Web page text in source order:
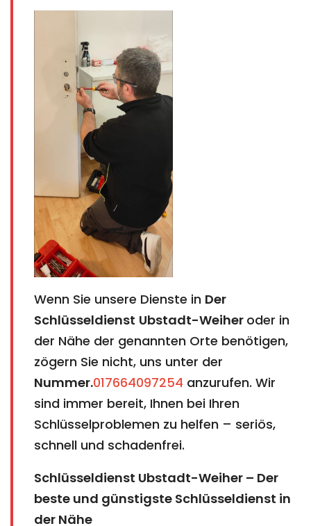
Wenn Sie unsere Dienste in Der
Schlüsseldienst Ubstadt-Weiher oder in
der Nähe der genannten Orte benötigen,
zögern Sie nicht, uns unter der
Nummer.017664097254 anzurufen. Wir
sind immer bereit, Ihnen bei Ihren
Schlüsselproblemen zu helfen – seriös,
schnell und schadenfrei.
Schlüsseldienst Ubstadt-Weiher – Der
beste und günstigste Schlüsseldienst in
der Nähe